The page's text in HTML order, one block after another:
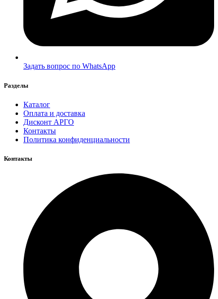
Задать вопрос по WhatsApp
Разделы
Каталог
Оплата и доставка
Дисконт АРГО
Контакты
Политика конфиденциальности
Контакты